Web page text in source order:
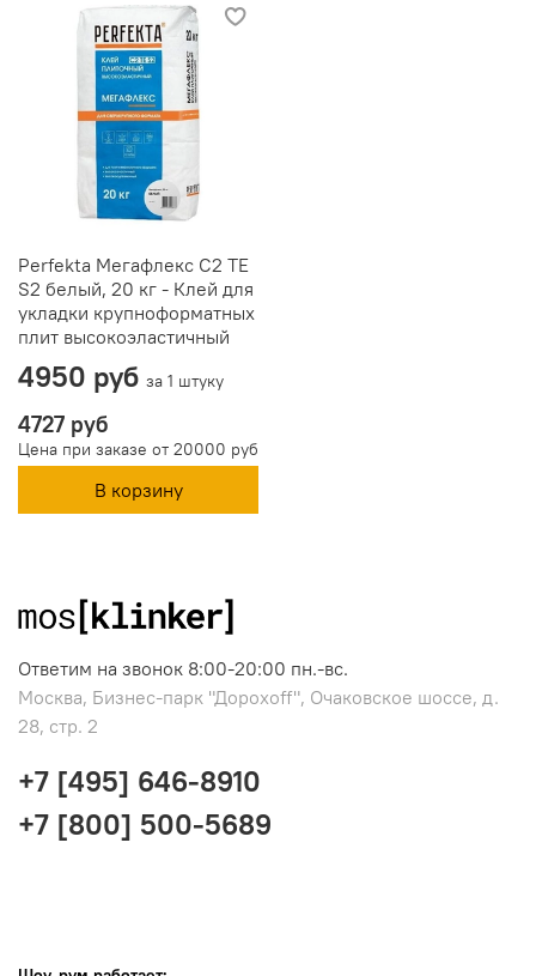
Perfekta Мегафлекс C2 TE
S2 белый, 20 кг - Клей для
укладки крупноформатных
плит высокоэластичный
4950 руб за 1 штуку
4727 руб
Цена при заказе от 20000 руб
В корзину
Ответим на звонок 8:00-20:00 пн.-вс.
Москва, Бизнес-парк "Дорохоff", Очаковское шоссе, д.
28, стр. 2
+7 [495] 646-8910
+7 [800] 500-5689